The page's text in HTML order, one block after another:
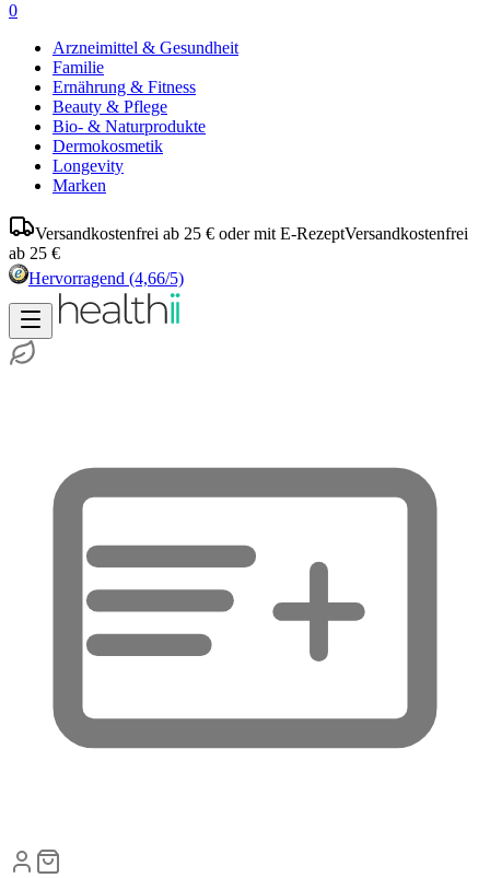
0
Arzneimittel & Gesundheit
Familie
Ernährung & Fitness
Beauty & Pflege
Bio- & Naturprodukte
Dermokosmetik
Longevity
Marken
Versandkostenfrei ab 25 € oder mit E-RezeptVersandkostenfrei
ab 25 €
Hervorragend (4,66/5)